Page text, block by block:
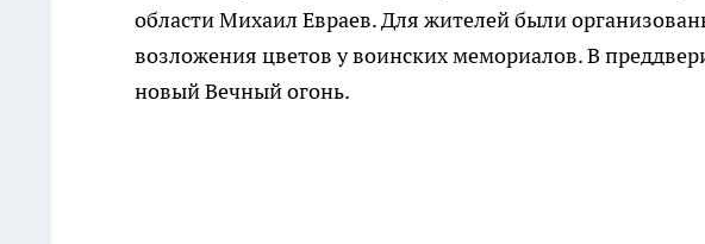
области Михаил Евраев. Для жителей были
возложения цветов у воинских мемориалов. В
новый Вечный огонь.